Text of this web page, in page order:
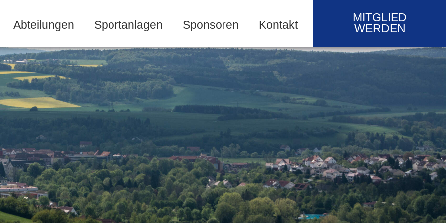
Abteilungen Sportanlagen Sponsoren Kontakt
MITGLIED
WERDEN